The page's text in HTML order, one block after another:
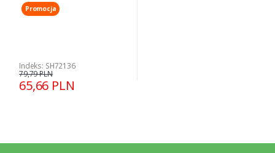
Promocja
Indeks: SH72136
65,66 PLN
79,79 PLN